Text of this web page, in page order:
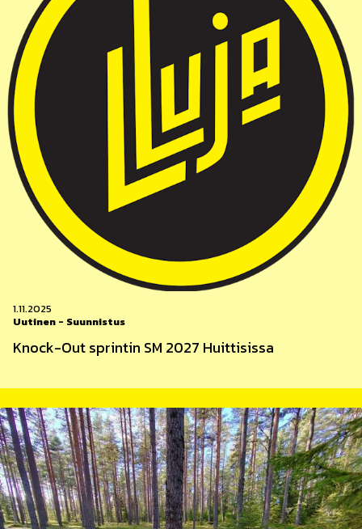
1.11.2025
Uutinen - Suunnistus
Knock-Out sprintin SM 2027 Huittisissa